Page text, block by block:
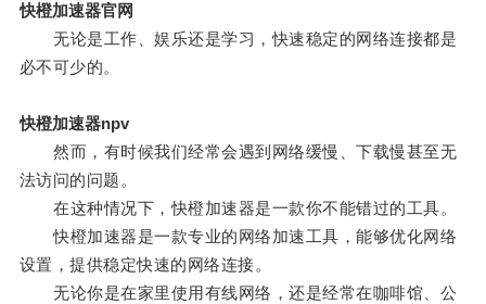
快橙加速器官网
无论是工作、娱乐还是学习，快速稳定的网络连接都是
必不可少的。
快橙加速器npv
然而，有时候我们经常会遇到网络缓慢、下载慢甚至无
法访问的问题。
在这种情况下，快橙加速器是一款你不能错过的工具。
快橙加速器是一款专业的网络加速工具，能够优化网络
设置，提供稳定快速的网络连接。
无论你是在家里使用有线网络，还是经常在咖啡馆、公